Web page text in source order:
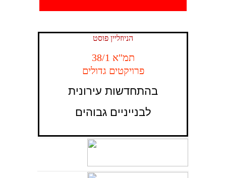
הניוזליין פוסט
תמ"א 38/1
פרויקטים גדולים
בהתחדשות עירונית
לבנייניים גבוהים